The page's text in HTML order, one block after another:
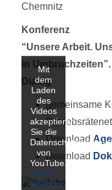
Chemnitz
Konferenz
“Unsere Arbeit.
in
Dialog
gemeinsame
Download
Download
Mit
dem
Laden
des
Videos
akzeptieren
Sie die
von
YouTube.
Mehr
erfahren